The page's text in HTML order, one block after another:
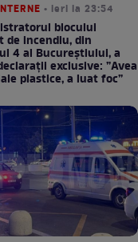
• ieri la 23:54
blocului
de incendiu, din
4 al Bucureștiului, a
exclusive: ”Avea
plastice, a luat foc”